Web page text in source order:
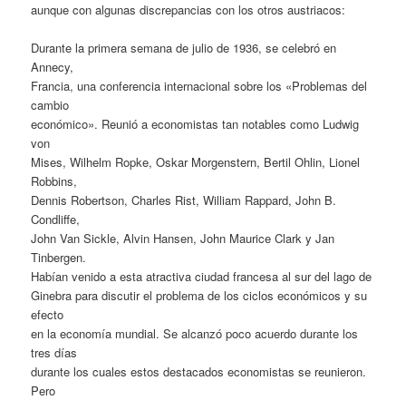
aunque con algunas discrepancias con los otros austriacos:
Durante la primera semana de julio de 1936, se celebró en
Annecy,
Francia, una conferencia internacional sobre los «Problemas del
cambio
económico». Reunió a economistas tan notables como Ludwig
von
Mises, Wilhelm Ropke, Oskar Morgenstern, Bertil Ohlin, Lionel
Robbins,
Dennis Robertson, Charles Rist, William Rappard, John B.
Condliffe,
John Van Sickle, Alvin Hansen, John Maurice Clark y Jan
Tinbergen.
Habían venido a esta atractiva ciudad francesa al sur del lago de
Ginebra para discutir el problema de los ciclos económicos y su
efecto
en la economía mundial. Se alcanzó poco acuerdo durante los
tres días
durante los cuales estos destacados economistas se reunieron.
Pero